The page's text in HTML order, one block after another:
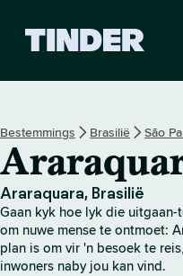
r
t
i
s
b
l
Bestemmings Brasilië São
Araraquara, Brasilië
Gaan kyk hoe lyk die
om nuwe mense te ontmoet:
plan is om vir 'n besoek te
inwoners naby jou kan vind.